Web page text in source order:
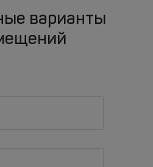
варианты